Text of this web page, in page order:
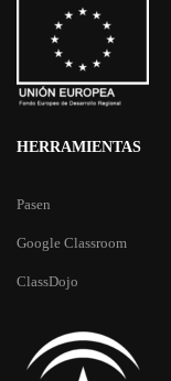
HERRAMIENTAS
Pasen
Google Classroom
ClassDojo